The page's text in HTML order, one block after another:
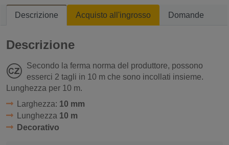
Descrizione Acquisto all'ingrosso Domande
Descrizione
Secondo la ferma norma del produttore, possono
esserci 2 tagli in 10 m che sono incollati insieme.
Lunghezza per 10 m.
Larghezza: 10 mm
Lunghezza 10 m
Decorativo